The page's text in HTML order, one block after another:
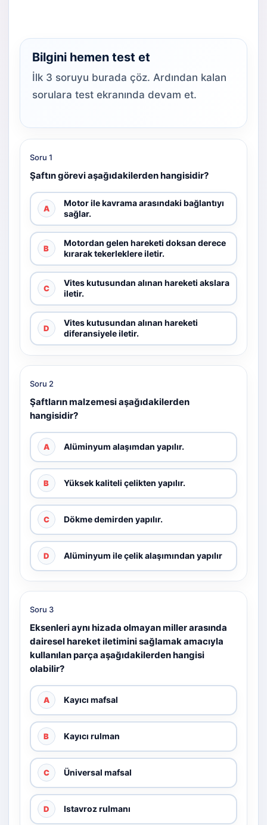
Bilgini hemen test et
İlk 3 soruyu burada çöz. Ardından kalan
sorulara test ekranında devam et.
Soru 1
Şaftın görevi aşağıdakilerden hangisidir?
A
Motor ile kavrama arasındaki bağlantıyı
sağlar.
B
Motordan gelen hareketi doksan derece
kırarak tekerleklere iletir.
C
Vites kutusundan alınan hareketi akslara
iletir.
D
Vites kutusundan alınan hareketi
diferansiyele iletir.
Soru 2
Şaftların malzemesi aşağıdakilerden
hangisidir?
A Alüminyum alaşımdan yapılır.
B Yüksek kaliteli çelikten yapılır.
C Dökme demirden yapılır.
D Alüminyum ile çelik alaşımından yapılır
Soru 3
Eksenleri aynı hizada olmayan miller arasında
dairesel hareket iletimini sağlamak amacıyla
kullanılan parça aşağıdakilerden hangisi
olabilir?
A Kayıcı mafsal
B Kayıcı rulman
C Üniversal mafsal
D Istavroz rulmanı